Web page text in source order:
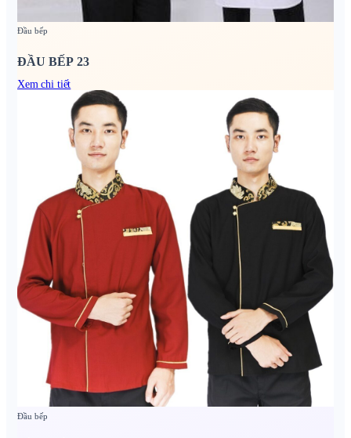
Đầu bếp
ĐẦU BẾP 23
Xem chi tiết
Đầu bếp